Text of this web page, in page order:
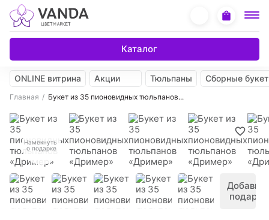
Каталог
ONLINE витрина Акции Тюльпаны Сборные
Главная Букет из 35 пионовидных тюльпанов...
Намекнуть
о подарке
Добавить
подарок